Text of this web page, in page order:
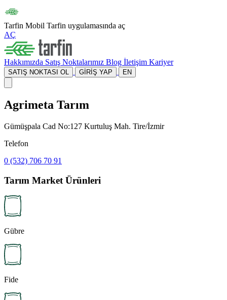
Tarfin Mobil Tarfin uygulamasında aç
AÇ
Hakkımızda Satış Noktalarımız Blog İletişim Kariyer
SATIŞ NOKTASI OL GİRİŞ YAP EN
Agrimeta Tarım
Gümüşpala Cad No:127 Kurtuluş Mah. Tire/İzmir
Telefon
0 (532) 706 70 91
Tarım Market Ürünleri
Gübre
Fide